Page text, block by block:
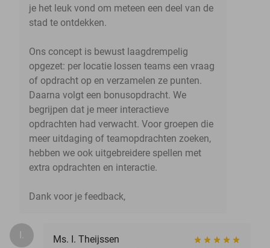
je het leuk vond om meteen een deel van de
stad te ontdekken.
Ons concept is bewust laagdrempelig
opgezet: per locatie lossen teams een vraag
of opdracht op en verzamelen ze punten.
Daarna volgt een bonusopdracht. We
begrijpen dat je meer interactieve
opdrachten had verwacht. Voor groepen die
meer uitdaging of teamopdrachten zoeken,
hebben we ook uitgebreidere spellen met
extra opdrachten en interactie.
Dank voor je feedback,
I.
Ms. I. Theijssen